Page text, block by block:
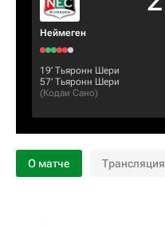
Неймеген
19‎’‎ Тьяронн Шери
57‎’‎ Тьяронн Шери
(Кодаи Сано)
О матче Трансляция